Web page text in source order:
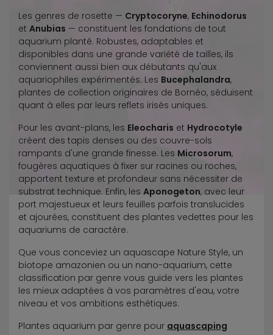
Les genres de rosette — Cryptocoryne, Echinodorus
et Anubias — constituent les fondations de tout
aquarium planté. Robustes, adaptables et
disponibles dans une grande variété de tailles, ils
conviennent aussi bien aux débutants qu'aux
aquariophiles expérimentés. Les Bucephalandra,
plantes de collection originaires de Bornéo, séduisent
quant à elles par leurs reflets irisés uniques.
Pour les avant-plans, les Eleocharis et Hydrocotyle
créent des tapis denses ou des couvre-sols
rampants d'une grande finesse. Les Microsorum,
fougères aquatiques à fixer sur racines ou roches,
apportent texture et profondeur sans nécessiter de
substrat technique. Enfin, les Aponogeton, avec leur
port majestueux et leurs feuilles parfois translucides
et ajourées, constituent des plantes vedettes pour les
aquariums de caractère.
Que vous conceviez un aquascape Nature Style, un
biotope amazonien ou un nano-aquarium, cette
classification par genre vous guide vers les plantes
les mieux adaptées à vos paramètres d'eau, votre
niveau et vos ambitions esthétiques.
Plantes aquarium par genre pour aquascaping